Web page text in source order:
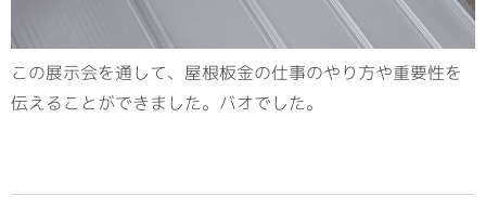
この展示会を通して、屋根板金の仕事のやり方や重要性を
伝えることができました。バオでした。